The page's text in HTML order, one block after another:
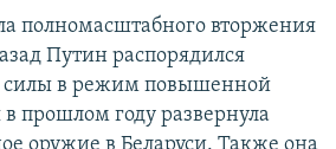
полномасштабного вторжения
Путин распорядился
силы в режим повышенной
в прошлом году развернула